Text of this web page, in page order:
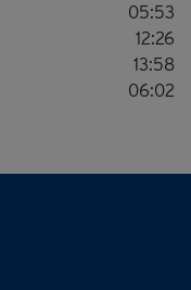
05:53
12:26
13:58
06:02